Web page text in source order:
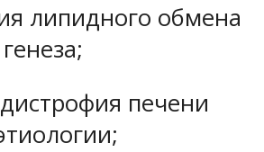
липидного обмена
печени